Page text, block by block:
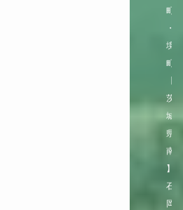
町
・
境
町
茨
城
県
南
】
石
岡